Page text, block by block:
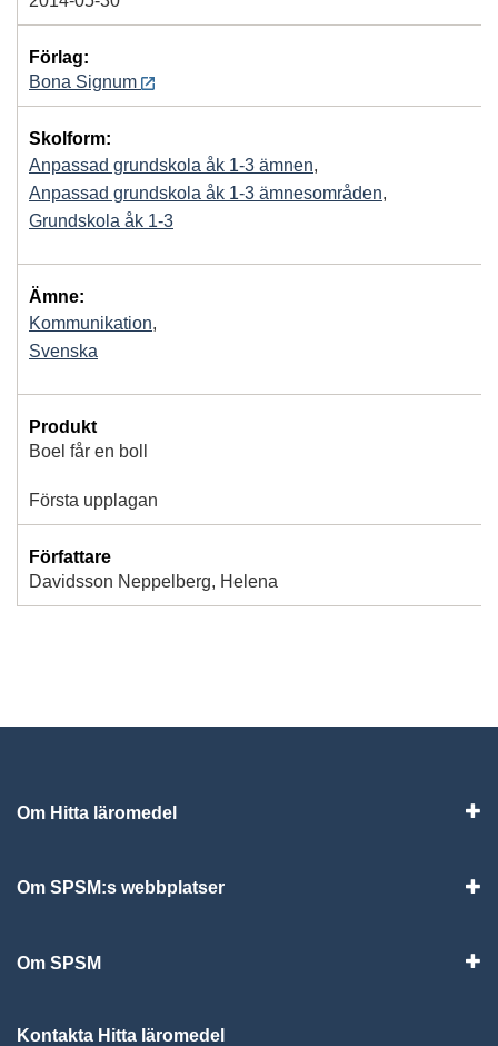
Förlag:
Bona Signum
Skolform:
Anpassad grundskola åk 1-3 ämnen,
Anpassad grundskola åk 1-3 ämnesområden,
Grundskola åk 1-3
Ämne:
Kommunikation,
Svenska
Produkt
Boel får en boll
Första upplagan
Författare
Davidsson Neppelberg, Helena
Om Hitta läromedel
Om SPSM:s webbplatser
Om SPSM
Kontakta Hitta läromedel